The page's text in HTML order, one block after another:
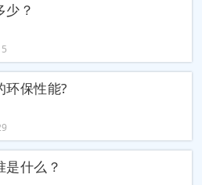
少？
环保性能?
是什么？